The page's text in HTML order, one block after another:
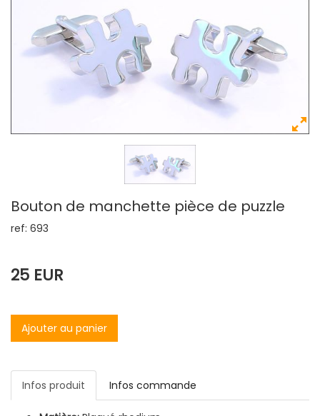
Bouton de manchette pièce de puzzle
ref: 693
25 EUR
Ajouter au panier
Infos produit Infos commande